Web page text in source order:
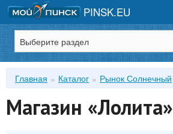
PINSK.EU
Зарегистрироваться
Главная Каталог Рынок Солнечный
Магазин «Лолита»